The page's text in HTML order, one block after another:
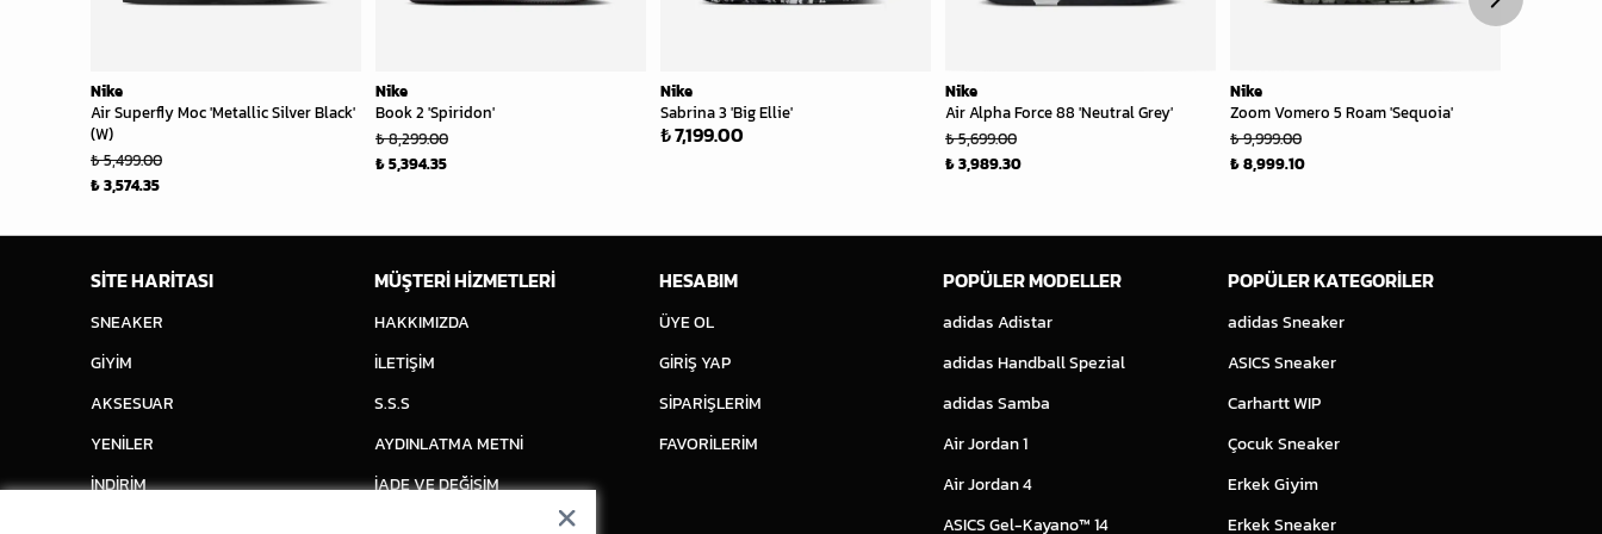
Nike
Air Superfly Moc 'Metallic Silver Black'
(W)
₺ 5,499.00
₺ 3,574.35
Nike
Book 2 'Spiridon'
₺ 8,299.00
₺ 5,394.35
Nike
Sabrina 3 'Big Ellie'
₺ 7,199.00
Nike
Air Alpha Force 88 'Neutral Grey'
₺ 5,699.00
₺ 3,989.30
Nike
Zoom Vomero 5 Roam 'Sequoia'
₺ 9,999.00
₺ 8,999.10
SİTE HARİTASI
SNEAKER
GİYİM
AKSESUAR
YENİLER
İNDİRİM
MÜŞTERİ HİZMETLERİ
HAKKIMIZDA
İLETİŞİM
S.S.S
AYDINLATMA METNİ
İADE VE DEĞİŞİM
HESABIM
ÜYE OL
GİRİŞ YAP
SİPARİŞLERİM
FAVORİLERİM
POPÜLER MODELLER
adidas Adistar
adidas Handball Spezial
adidas Samba
Air Jordan 1
Air Jordan 4
ASICS Gel-Kayano™ 14
POPÜLER KATEGORİLER
adidas Sneaker
ASICS Sneaker
Carhartt WIP
Çocuk Sneaker
Erkek Giyim
Erkek Sneaker